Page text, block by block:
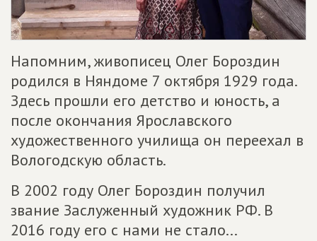
Напомним, живописец Олег Бороздин
родился в Няндоме 7 октября 1929 года.
Здесь прошли его детство и юность, а
после окончания Ярославского
художественного училища он переехал в
Вологодскую область.
В 2002 году Олег Бороздин получил
звание Заслуженный художник РФ. В
2016 году его с нами не стало...